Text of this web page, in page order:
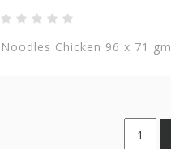
Noodles Chicken 96 x 71 gm